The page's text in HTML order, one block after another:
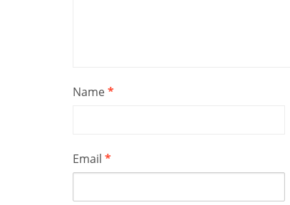
Name*
Email *